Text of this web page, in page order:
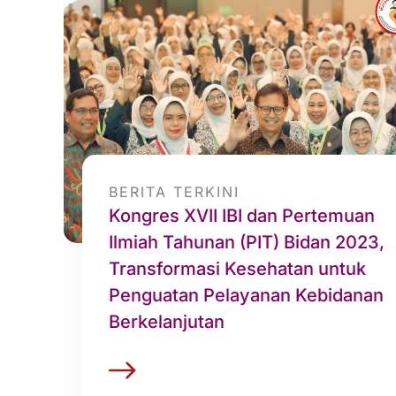
BERITA TERKINI
Kongres XVII IBI dan Pertemuan
Ilmiah Tahunan (PIT) Bidan 2023,
Transformasi Kesehatan untuk
Penguatan Pelayanan Kebidanan
Berkelanjutan